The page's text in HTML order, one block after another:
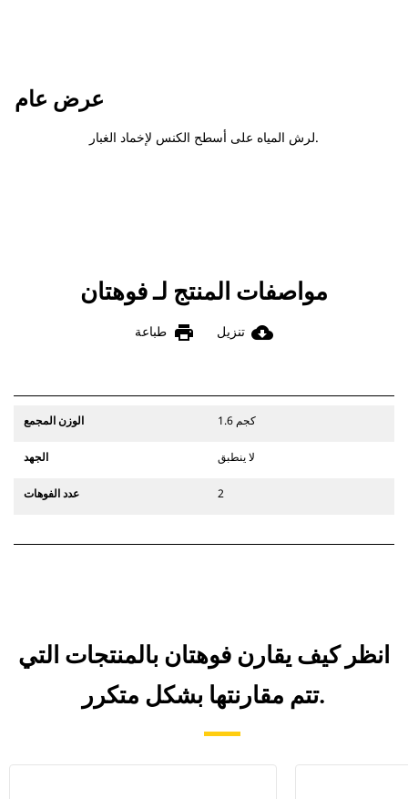
عرض عام
لرش المياه على أسطح الكنس لإخماد الغبار.
مواصفات المنتج لـ فوهتان
cloud_download تنزيل print طباعة
الوزن المجمع 1.6 كجم
الجهد لا ينطبق
عدد الفوهات 2
انظر كيف يقارن فوهتان بالمنتجات التي
تتم مقارنتها بشكل متكرر.